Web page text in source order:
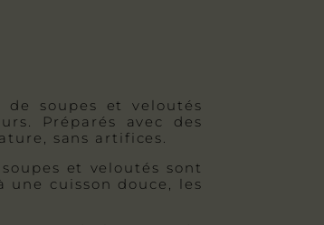
soupes et veloutés
Préparés avec des
sans artifices.
et veloutés sont
une cuisson douce, les